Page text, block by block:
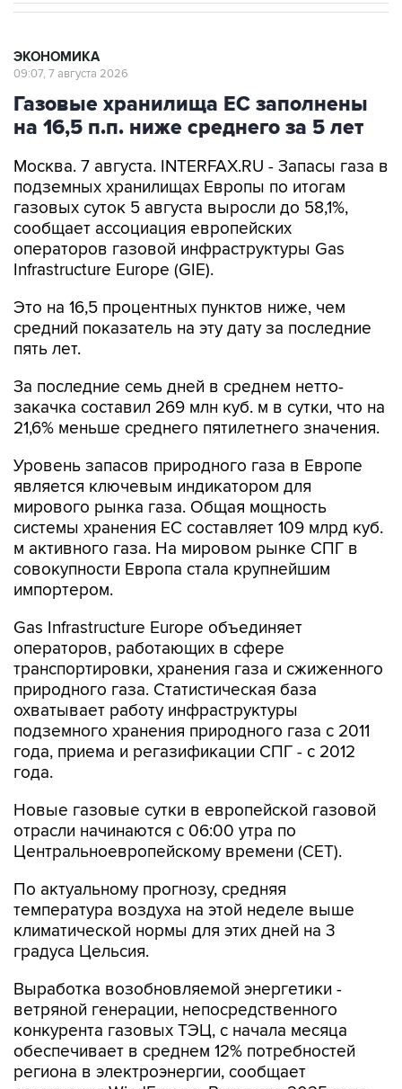
Газовые хранилища ЕС заполнены
на 16,5 п.п. ниже среднего за 5 лет
Москва. 7 августа. INTERFAX.RU - Запасы газа в
газовых суток 5 августа выросли до 58,1%,
сообщает ассоциация европейских
операторов газовой инфраструктуры Gas
Infrastructure Europe (GIE).
Это на 16,5 процентных пунктов ниже, чем
пять лет.
За последние семь дней в среднем нетто-
21,6% меньше среднего пятилетнего значения.
Уровень запасов природного газа в Европе
мирового рынка газа. Общая мощность
системы хранения ЕС составляет 109 млрд куб.
м активного газа. На мировом рынке СПГ в
совокупности Европа стала крупнейшим
импортером.
Gas Infrastructure Europe объединяет
транспортировки, хранения газа и сжиженного
природного газа. Статистическая база
охватывает работу инфраструктуры
подземного хранения природного газа с 2011
года, приема и регазификации СПГ - с 2012
года.
Новые газовые сутки в европейской газовой
Центральноевропейскому времени (CET).
По актуальному прогнозу, средняя
климатической нормы для этих дней на 3
градуса Цельсия.
Выработка возобновляемой энергетики -
конкурента газовых ТЭЦ, с начала месяца
обеспечивает в среднем 12% потребностей
региона в электроэнергии, сообщает
ассоциация WindEurope. В августе 2025 года
их вклад был 14%.